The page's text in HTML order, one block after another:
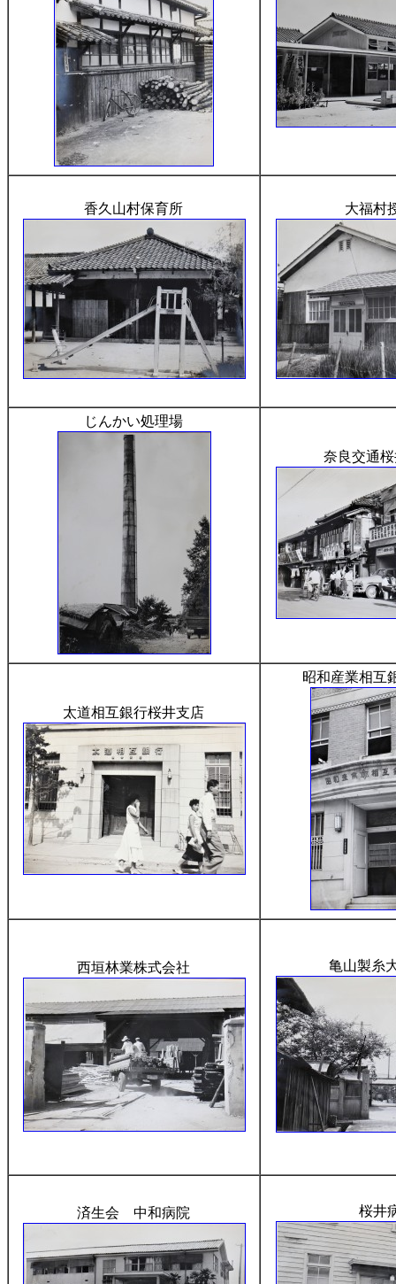
香久山村保育所 大福村
じんかい処理場
奈良交通
太道相互銀行桜井支店
昭和産業相互
西垣林業株式会社 亀山製糸
済生会 中和病院 桜井